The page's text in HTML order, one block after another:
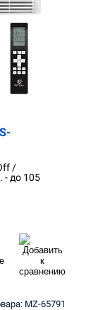
/
- до 105
MZ-65791